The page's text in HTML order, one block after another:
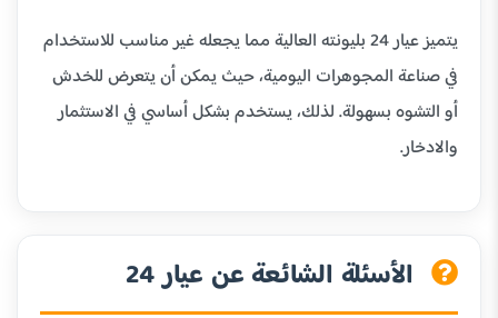
يتميز عيار 24 بليونته العالية مما يجعله غير مناسب للاستخدام
في صناعة المجوهرات اليومية، حيث يمكن أن يتعرض للخدش
أو التشوه بسهولة. لذلك، يستخدم بشكل أساسي في الاستثمار
والادخار.
الأسئلة الشائعة عن عيار 24